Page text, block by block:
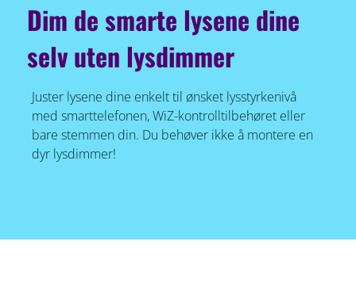
Dim de smarte lysene dine
selv uten lysdimmer
Juster lysene dine enkelt til ønsket lysstyrkenivå
med smarttelefonen, WiZ-kontrolltilbehøret eller
bare stemmen din. Du behøver ikke å montere en
dyr lysdimmer!